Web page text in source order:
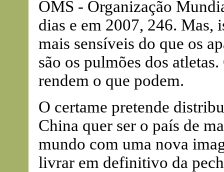
OMS - Organização
dias e em 2007, 246. Mas,
mais sensíveis do que os
são os pulmões dos
rendem o que podem.
O certame pretende
China quer ser o país de
mundo com uma nova
livrar em definitivo da